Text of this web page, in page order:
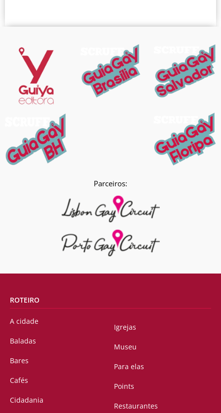
Parceiros:
ROTEIRO
A cidade
Baladas
Bares
Cafés
Cidadania
Igrejas
Museu
Para elas
Points
Restaurantes